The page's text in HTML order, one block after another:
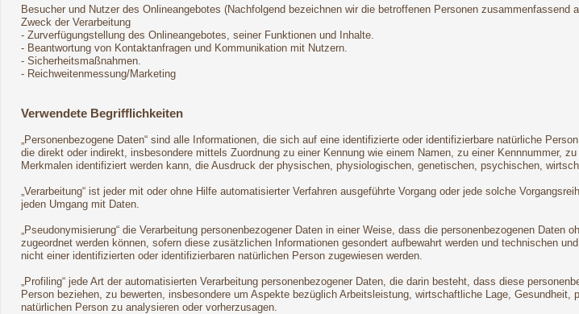
Besucher und Nutzer des Onlineangebotes (Nachfolgend bezeichnen wir die betroffenen Personen zusammenfassend
Zweck der Verarbeitung
- Zurverfügungstellung des Onlineangebotes, seiner Funktionen und Inhalte.
- Beantwortung von Kontaktanfragen und Kommunikation mit Nutzern.
- Sicherheitsmaßnahmen.
- Reichweitenmessung/Marketing
Verwendete Begrifflichkeiten
„Personenbezogene Daten“ sind alle Informationen, die sich auf eine identifizierte oder identifizierbare natürliche
die direkt oder indirekt, insbesondere mittels Zuordnung zu einer Kennung wie einem Namen, zu einer Kennnummer,
Merkmalen identifiziert werden kann, die Ausdruck der physischen, physiologischen, genetischen, psychischen,
„Verarbeitung“ ist jeder mit oder ohne Hilfe automatisierter Verfahren ausgeführte Vorgang oder jede solche
jeden Umgang mit Daten.
„Pseudonymisierung“ die Verarbeitung personenbezogener Daten in einer Weise, dass die personenbezogenen
zugeordnet werden können, sofern diese zusätzlichen Informationen gesondert aufbewahrt werden und technischen
nicht einer identifizierten oder identifizierbaren natürlichen Person zugewiesen werden.
„Profiling“ jede Art der automatisierten Verarbeitung personenbezogener Daten, die darin besteht, dass diese
Person beziehen, zu bewerten, insbesondere um Aspekte bezüglich Arbeitsleistung, wirtschaftliche Lage,
natürlichen Person zu analysieren oder vorherzusagen.